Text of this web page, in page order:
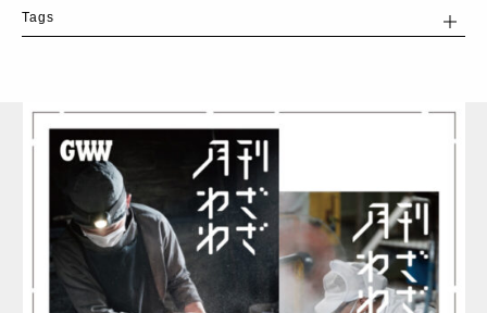
Tags